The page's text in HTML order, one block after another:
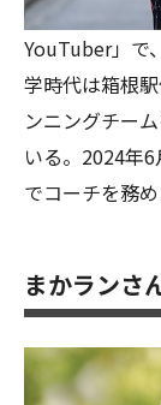
YouTuber」で
学時代は箱根
ンニングチー
いる。2024年
でコーチを務め
まかランさ